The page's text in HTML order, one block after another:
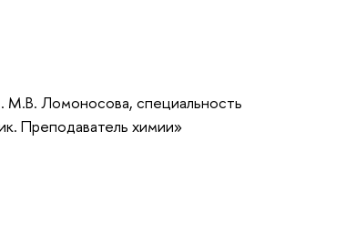
М.В. Ломоносова, специальность
Преподаватель химии»